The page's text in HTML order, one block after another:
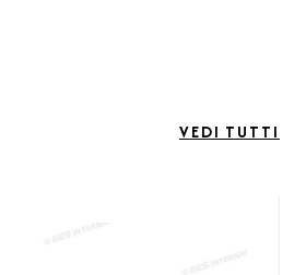
VEDI TUTTI